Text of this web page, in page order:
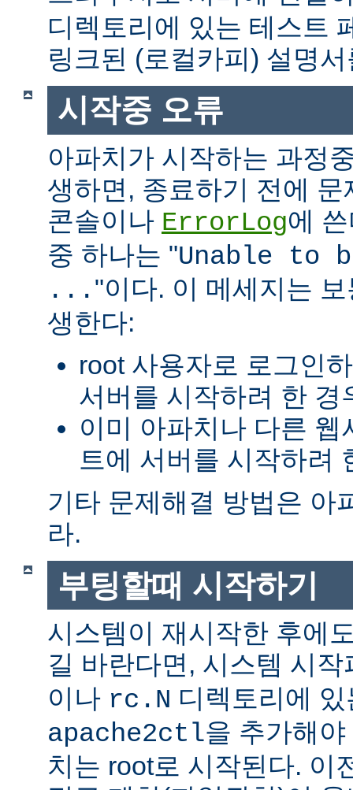
디렉토리에 있는 테스트
링크된 (로컬카피) 설명
시작중 오류
아파치가 시작하는 과정
생하면, 종료하기 전에
콘솔이나 ErrorLog에
중 하나는 "Unable to
... "이다. 이 메세지는
생한다:
root 사용자로 로그인
서버를 시작하려 한 경
이미 아파치나 다른
트에 서버를 시작하려
기타 문제해결 방법은 아
라.
부팅할때 시작하기
시스템이 재시작한 후에
길 바란다면, 시스템 시
이나 rc.N 디렉토리에
apache2ctl을 추가해
치는 root로 시작된다. 이